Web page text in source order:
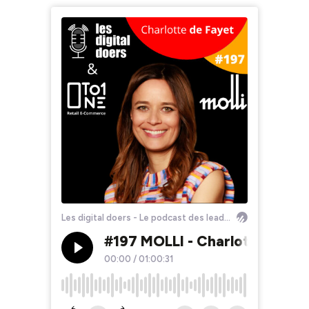
Les digital doers - Le podcast des leaders du retail et du e-commerce
#197 MOLLI - Charlotte de
00:00 / 01:00:31